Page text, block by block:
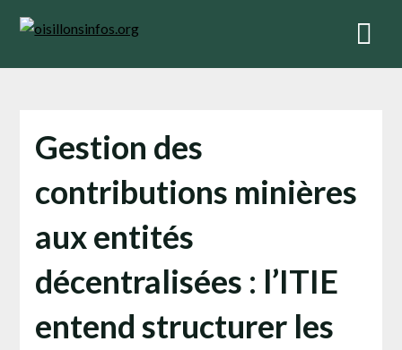
Gestion des
contributions minières
aux entités
décentralisées : l’ITIE
entend structurer les